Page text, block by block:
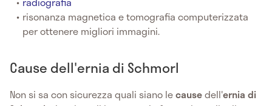
risonanza magnetica e tomografia computerizzata
per ottenere migliori immagini.
Cause dell'ernia di Schmorl
Non si sa con sicurezza quali siano lecausedell'ernia di